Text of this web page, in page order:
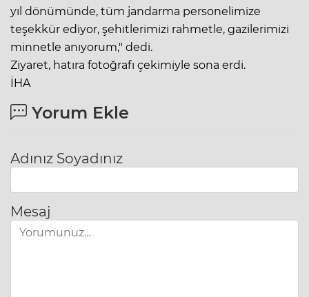
yıl dönümünde, tüm jandarma personelimize
teşekkür ediyor, şehitlerimizi rahmetle, gazilerimizi
minnetle anıyorum," dedi.
Ziyaret, hatıra fotoğrafı çekimiyle sona erdi.
İHA
Yorum Ekle
Adınız Soyadınız
Mesaj